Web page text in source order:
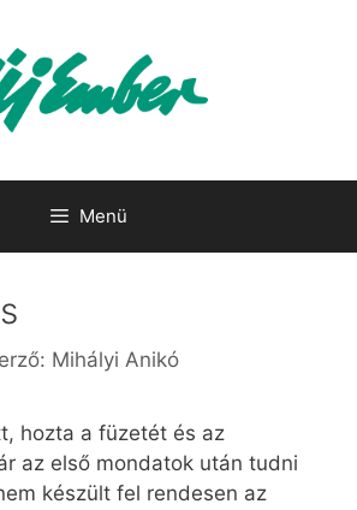
Menü
Mihályi Anikó
hozta a füzetét és az
az első mondatok után tudni
készült fel rendesen az